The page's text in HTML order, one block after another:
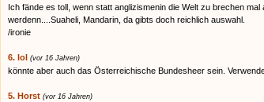
Ich fände es toll, wenn statt anglizismenin die Welt zu brechen
werdenn....Suaheli, Mandarin, da gibts doch reichlich auswahl.
/ironie
6. lol (vor 16 Jahren)
könnte aber auch das Österreichische Bundesheer sein.
5. Horst (vor 16 Jahren)